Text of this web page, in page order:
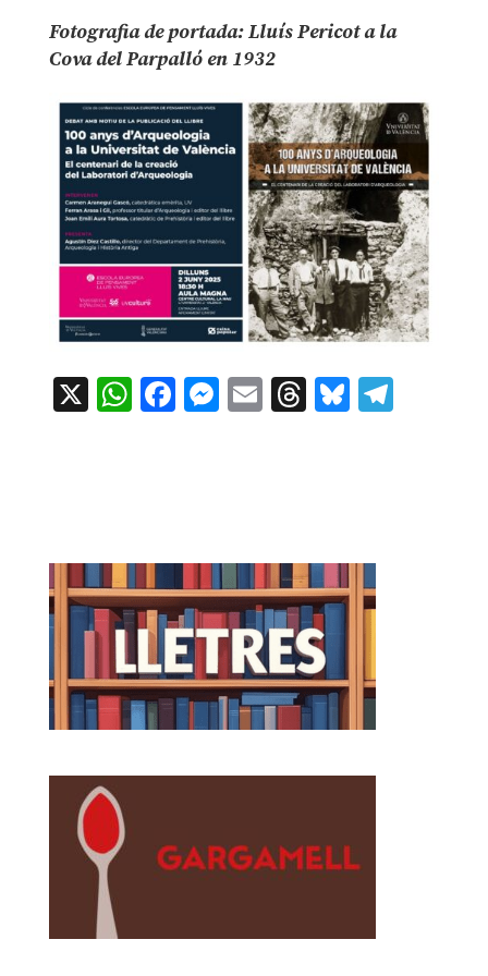
Fotografia de portada: Lluís Pericot a la
Cova del Parpalló en 1932
X WhatsApp
Facebook
Messenger
EmailThreads
Bluesky